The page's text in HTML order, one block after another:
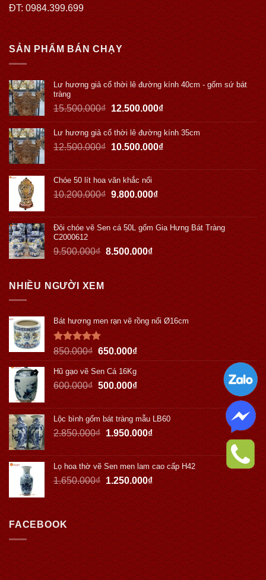
ĐT: 0984.399.699
SẢN PHẨM BÁN CHẠY
Lư hương giả cổ thời lê đường kính 40cm - gốm sứ bát
tràng
15.500.000₫ 12.500.000₫
Lư hương giả cổ thời lê đường kính 35cm
12.500.000₫ 10.500.000₫
Chóe 50 lít hoa văn khắc nổi
10.200.000₫ 9.800.000₫
Đôi chóe vẽ Sen cá 50L gốm Gia Hưng Bát Tràng
C2000612
9.500.000₫ 8.500.000₫
NHIỀU NGƯỜI XEM
Bát hương men rạn vẽ rồng nổi Ø16cm
Được xếp
hạng5.00
5 sao
850.000₫ 650.000₫
Hũ gạo vẽ Sen Cá 16Kg
600.000₫ 500.000₫
Lộc bình gốm bát tràng mẫu LB60
2.850.000₫ 1.950.000₫
Lọ hoa thờ vẽ Sen men lam cao cấp H42
1.650.000₫ 1.250.000₫
FACEBOOK